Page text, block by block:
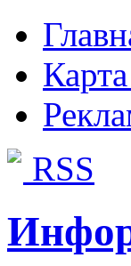
RSS